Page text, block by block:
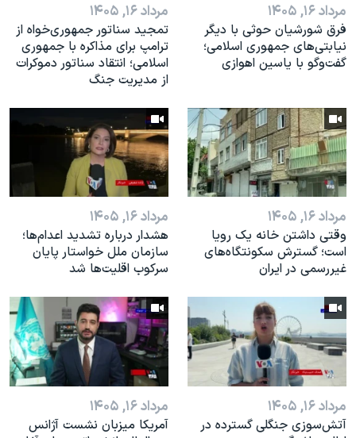
مرداد ۱۶, ۱۴۰۵
فرق شورشیان حوثی با دیگر
نیابتی‌های جمهوری اسلامی؛
گفت‌وگو با یاسین اهوازی
مرداد ۱۶, ۱۴۰۵
تمجید سناتور جمهوری‌خواه از
ترامپ برای مذاکره با جمهوری
اسلامی؛ انتقاد سناتور دموکرات
از مدیریت جنگ
مرداد ۱۶, ۱۴۰۵
وقتی داشتن خانه یک رویا
است؛ گسترش سکونتگاه‌های
غیررسمی در ایران
مرداد ۱۶, ۱۴۰۵
هشدار درباره تشدید اعدام‌ها؛
سازمان ملل خواستار پایان
سرکوب اقلیت‌ها شد
مرداد ۱۶, ۱۴۰۵
آتش‌سوزی جنگلی گسترده در
مرداد ۱۶, ۱۴۰۵
آمریکا میزبان نشست آژانس